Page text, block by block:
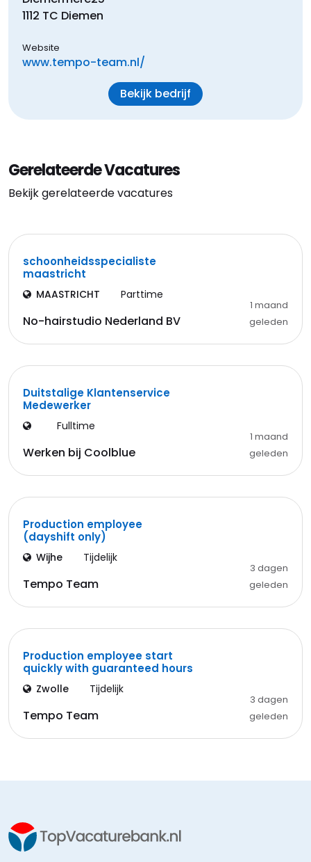
1112 TC Diemen
Website
www.tempo-team.nl/
Bekijk bedrijf
Gerelateerde Vacatures
Bekijk gerelateerde vacatures
schoonheidsspecialiste
maastricht
MAASTRICHT Parttime
No-hairstudio Nederland BV
1 maand
geleden
Duitstalige Klantenservice
Medewerker
Fulltime
Werken bij Coolblue
1 maand
geleden
Production employee
(dayshift only)
Wijhe Tijdelijk
Tempo Team
3 dagen
geleden
Production employee start
quickly with guaranteed hours
Zwolle Tijdelijk
Tempo Team
3 dagen
geleden